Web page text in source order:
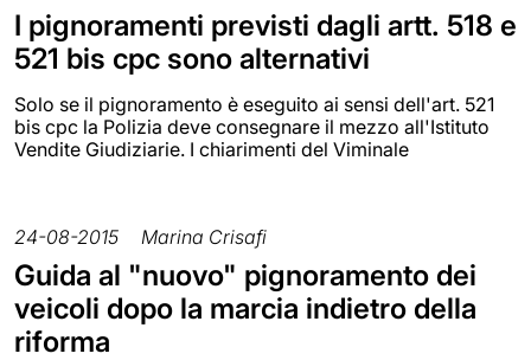
I pignoramenti previsti dagli artt. 518 e
521 bis cpc sono alternativi
Solo se il pignoramento è eseguito ai sensi dell'art. 521
bis cpc la Polizia deve consegnare il mezzo all'Istituto
Vendite Giudiziarie. I chiarimenti del Viminale
24-08-2015 Marina Crisafi
Guida al "nuovo" pignoramento dei
veicoli dopo la marcia indietro della
riforma